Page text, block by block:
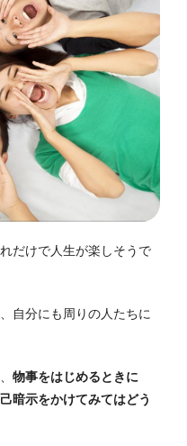
だけで人生が楽しそうで
自分にも周りの人たちに
物事をはじめるときに
暗示をかけてみてはどう